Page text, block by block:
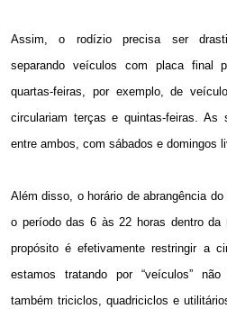
Assim, o rodízio precisa ser
separando veículos com placa final
quartas-feiras, por exemplo, de
circulariam terças e quintas-feiras. As
entre ambos, com sábados e domingos
Além disso, o horário de abrangência
o período das 6 às 22 horas dentro da
propósito é efetivamente restringir a
estamos tratando por “veículos”
também triciclos, quadriciclos e